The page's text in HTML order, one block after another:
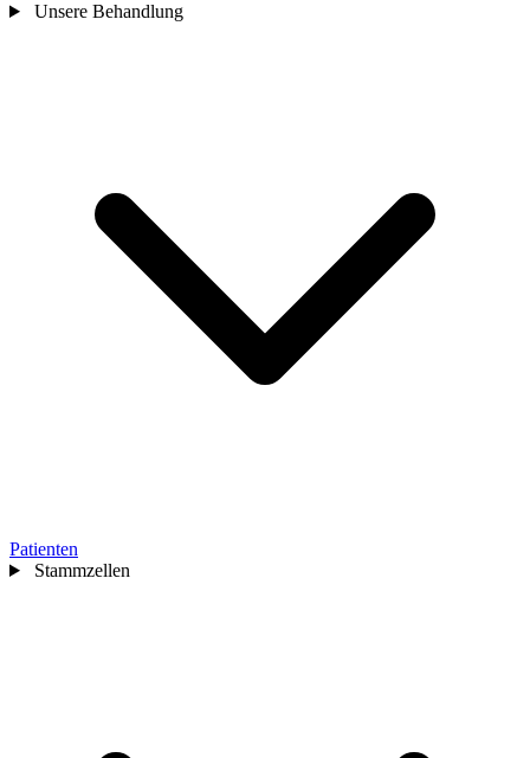
Unsere Behandlung
Patienten
Stammzellen